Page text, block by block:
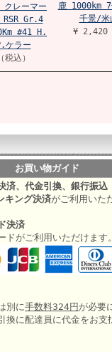
レーマー
RSR Gr.4
#41 H.
ケラー
込）
鹿 1000km
千景/米
¥ 2,420
お買い物ガイド
済、代金引換、銀行振
キング決済がご利用いた
決済
ドがご利用いただけま
別に手数料324円 が必要
換に配達員に代金をお